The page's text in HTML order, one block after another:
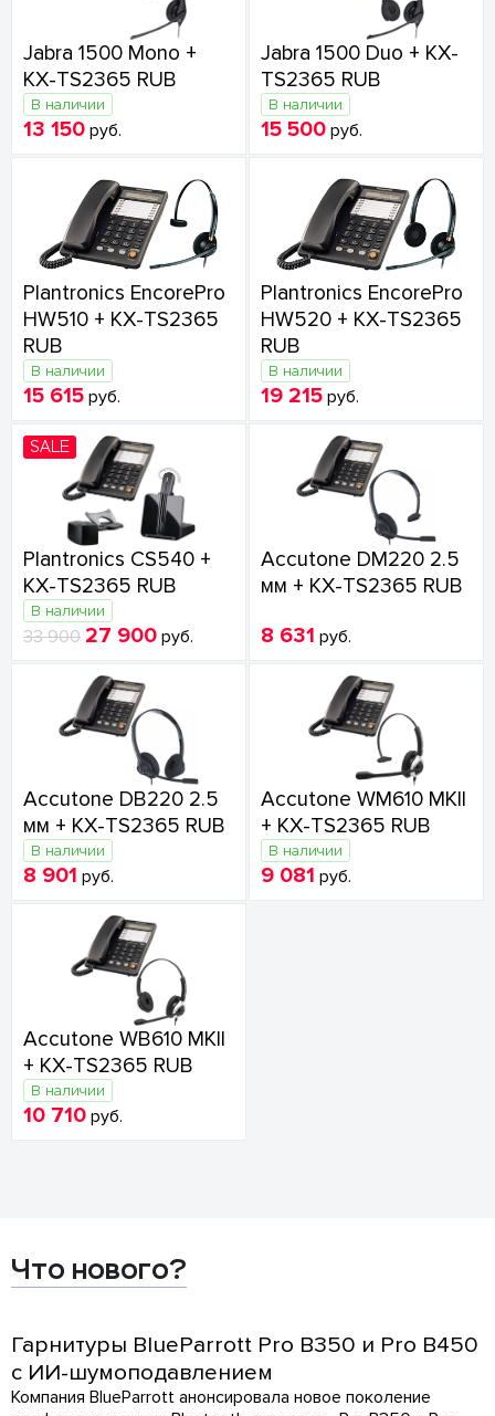
Jabra 1500 Mono +
KX-TS2365 RUB
В наличии
13 150 руб.
Jabra 1500 Duo + KX-
TS2365 RUB
В наличии
15 500 руб.
Plantronics EncorePro
HW510 + KX-TS2365
RUB
В наличии
15 615 руб.
Plantronics EncorePro
HW520 + KX-TS2365
RUB
В наличии
19 215 руб.
SALE
Plantronics CS540 +
KX-TS2365 RUB
В наличии
33 900 27 900 руб.
Accutone DM220 2.5
мм + KX-TS2365 RUB
8 631 руб.
Accutone DB220 2.5
мм + KX-TS2365 RUB
В наличии
8 901 руб.
Accutone WM610 MKII
+ KX-TS2365 RUB
В наличии
9 081 руб.
Accutone WB610 MKII
+ KX-TS2365 RUB
В наличии
10 710 руб.
Что нового?
Гарнитуры BlueParrott Pro B350 и Pro B450
с ИИ-шумоподавлением
Компания BlueParrott анонсировала новое поколение